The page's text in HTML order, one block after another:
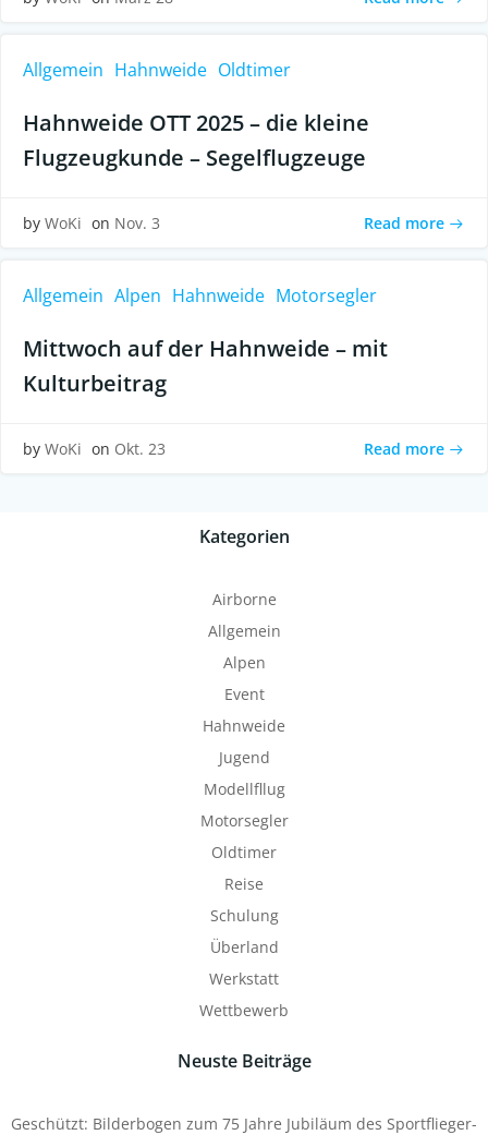
Allgemein Hahnweide Oldtimer
Hahnweide OTT 2025 – die kleine
Flugzeugkunde – Segelflugzeuge
by WoKi on Nov. 3 Read more
Allgemein Alpen Hahnweide Motorsegler
Mittwoch auf der Hahnweide – mit
Kulturbeitrag
by WoKi on Okt. 23 Read more
Kategorien
Airborne
Allgemein
Alpen
Event
Hahnweide
Jugend
Modellfllug
Motorsegler
Oldtimer
Reise
Schulung
Überland
Werkstatt
Wettbewerb
Neuste Beiträge
Geschützt: Bilderbogen zum 75 Jahre Jubiläum des Sportflieger-